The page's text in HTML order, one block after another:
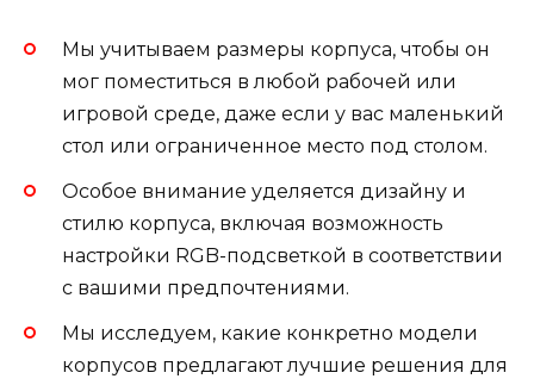
Мы учитываем размеры корпуса, чтобы он
мог поместиться в любой рабочей или
игровой среде, даже если у вас маленький
стол или ограниченное место под столом.
Особое внимание уделяется дизайну и
стилю корпуса, включая возможность
настройки RGB-подсветкой в соответствии
с вашими предпочтениями.
Мы исследуем, какие конкретно модели
корпусов предлагают лучшие решения для